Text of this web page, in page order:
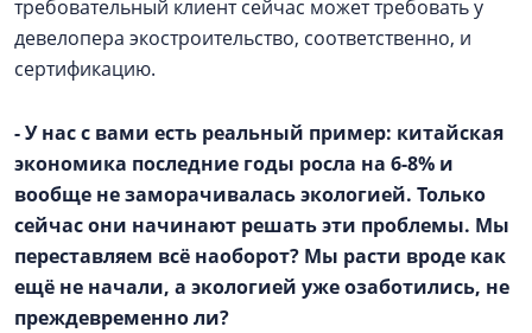
требовательный клиент сейчас может требовать у
девелопера экостроительство, соответственно, и
сертификацию.
- У нас с вами есть реальный пример: китайская
экономика последние годы росла на 6-8% и
вообще не заморачивалась экологией. Только
сейчас они начинают решать эти проблемы. Мы
переставляем всё наоборот? Мы расти вроде как
ещё не начали, а экологией уже озаботились, не
преждевременно ли?